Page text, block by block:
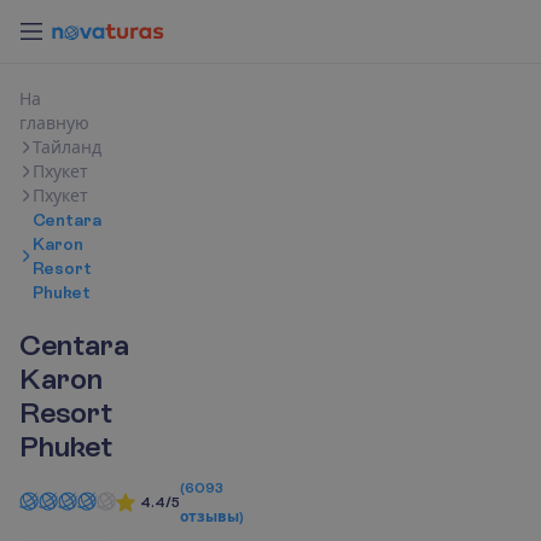
На
главную
Тайланд
Пхукет
Пхукет
Centara
Karon
Resort
Phuket
Centara
Karon
Resort
Phuket
4.4/5
(6093
отзывы)